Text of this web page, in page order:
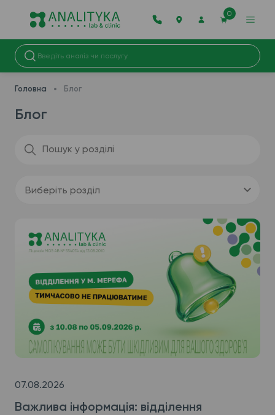
0
Головна Блог
Блог
Виберіть розділ
07.08.2026
Важлива інформація: відділення